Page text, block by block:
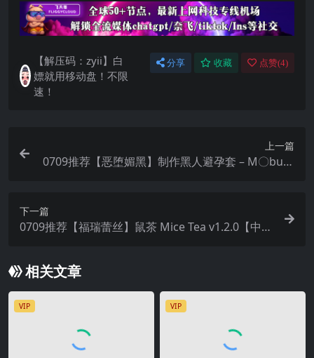
【解压码：zyii】白
嫖就用移动盘！不限
速！
分享 收藏 点赞(4)
上一篇
0709推荐【恶堕媚黑】制作黑人避孕套 – M〇bu桑
下一篇
0709推荐【福瑞蕾丝】鼠茶 Mice Tea v1.2.0【中文
相关文章
VIP VIP